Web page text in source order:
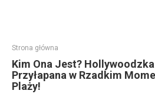
Strona główna
Kim Ona Jest?
Przyłapana w Rzadkim
Plaży!